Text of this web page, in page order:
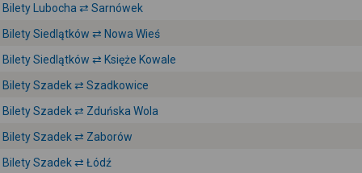
Bilety Lubocha ⇄ Sarnówek
Bilety Siedlątków ⇄ Nowa Wieś
Bilety Siedlątków ⇄ Księże Kowale
Bilety Szadek ⇄ Szadkowice
Bilety Szadek ⇄ Zduńska Wola
Bilety Szadek ⇄ Zaborów
Bilety Szadek ⇄ Łódź